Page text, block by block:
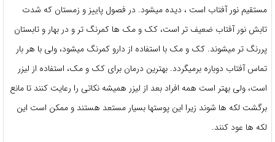
مستقیم نور آفتاب است ، دیده میشود. در فصول پاییز و زمستان که شدت
تابش نور آفتاب ضعیف تر است، کک و مک ها کمرنگ تر و در بهار و تابستان
پررنگ تر میشوند. کک و مک با استفاده از دارو کمرنگ میشود، ولی با هر بار
تماس آفتاب دوباره برمیگردد. بهترین درمان برای کک و مک، استفاده از لیزر
است، ولی بهتر است همه افراد بعد از لیزر همیشه نکاتی را رعایت کنند تا مانع
برگشت لکه ها شوند زیرا این پوستها بسیار مستعد هستند و ممکن است این
لکه ها عود کنند.